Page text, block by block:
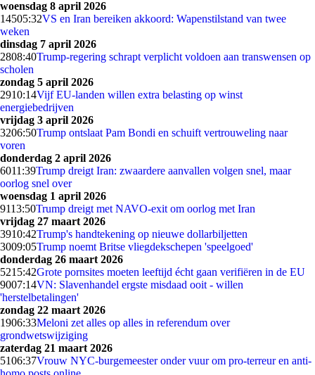
woensdag 8 april 2026
14505:32VS en Iran bereiken akkoord: Wapenstilstand van twee
weken
dinsdag 7 april 2026
2808:40Trump-regering schrapt verplicht voldoen aan transwensen op
scholen
zondag 5 april 2026
2910:14Vijf EU-landen willen extra belasting op winst
energiebedrijven
vrijdag 3 april 2026
3206:50Trump ontslaat Pam Bondi en schuift vertrouweling naar
voren
donderdag 2 april 2026
6011:39Trump dreigt Iran: zwaardere aanvallen volgen snel, maar
oorlog snel over
woensdag 1 april 2026
9113:50Trump dreigt met NAVO-exit om oorlog met Iran
vrijdag 27 maart 2026
3910:42Trump's handtekening op nieuwe dollarbiljetten
3009:05Trump noemt Britse vliegdekschepen 'speelgoed'
donderdag 26 maart 2026
5215:42Grote pornsites moeten leeftijd écht gaan verifiëren in de EU
9007:14VN: Slavenhandel ergste misdaad ooit - willen
'herstelbetalingen'
zondag 22 maart 2026
1906:33Meloni zet alles op alles in referendum over
grondwetswijziging
zaterdag 21 maart 2026
5106:37Vrouw NYC-burgemeester onder vuur om pro-terreur en anti-